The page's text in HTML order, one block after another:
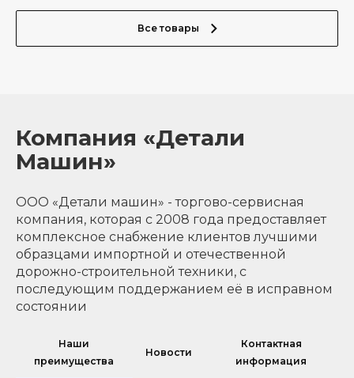
Все товары
Компания «Детали
Машин»
ООО «Детали машин» - торгово-сервисная
компания, которая с 2008 года предоставляет
комплексное снабжение клиентов лучшими
образцами импортной и отечественной
дорожно-строительной техники, с
последующим поддержанием её в исправном
состоянии
Наши
преимущества
Новости
Контактная
информация